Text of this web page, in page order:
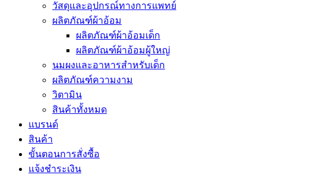
วัสดุและอุปกรณ์ทางการแพทย์
ผลิตภัณฑ์ผ้าอ้อม
ผลิตภัณฑ์ผ้าอ้อมเด็ก
ผลิตภัณฑ์ผ้าอ้อมผู้ใหญ่
นมผงและอาหารสำหรับเด็ก
ผลิตภัณฑ์ความงาม
วิตามิน
สินค้าทั้งหมด
แบรนด์
สินค้า
ขั้นตอนการสั่งซื้อ
แจ้งชำระเงิน